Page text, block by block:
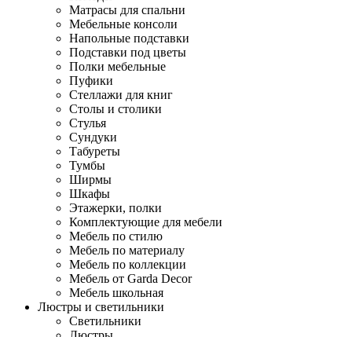
Матрасы для спальни
Мебельные консоли
Напольные подставки
Подставки под цветы
Полки мебельные
Пуфики
Стеллажи для книг
Столы и столики
Стулья
Сундуки
Табуреты
Тумбы
Ширмы
Шкафы
Этажерки, полки
Комплектующие для мебели
Мебель по стилю
Мебель по материалу
Мебель по коллекции
Мебель от Garda Decor
Мебель школьная
Люстры и светильники
Светильники